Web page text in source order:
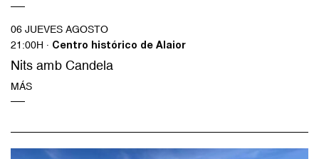
06 JUEVES AGOSTO
21:00H · Centro histórico de Alaior
Nits amb Candela
MÁS